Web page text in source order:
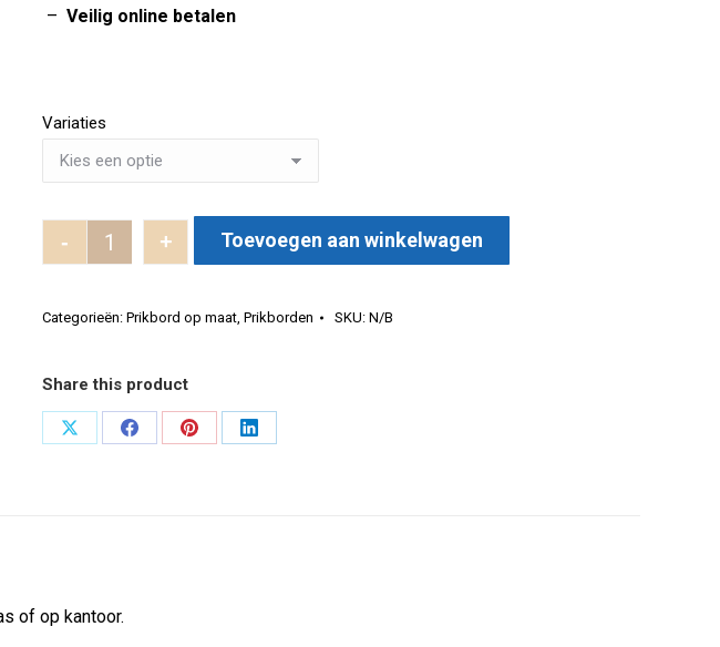
– Veilig online betalen
Variaties
Prikbord met MDF aantal
- + Toevoegen aan winkelwagen
Categorieën: Prikbord op maat, Prikborden SKU: N/B
Share this product
Deel
Deel
Deel
Deel
of op kantoor.